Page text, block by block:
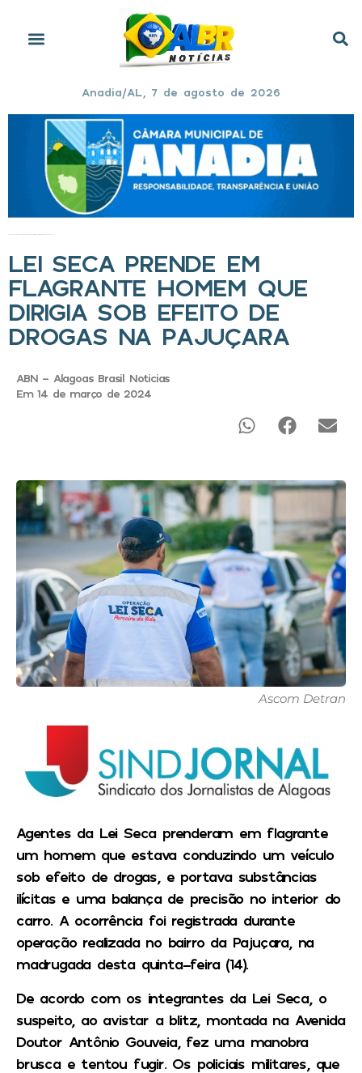
Anadia/AL, 7 de agosto de 2026
LEI SECA PRENDE EM
FLAGRANTE HOMEM QUE
DIRIGIA SOB EFEITO DE
DROGAS NA PAJUÇARA
ABN - Alagoas Brasil Noticias
Em 14 de março de 2024
Ascom Detran
Agentes da Lei Seca prenderam em flagrante
um homem que estava conduzindo um veículo
sob efeito de drogas, e portava substâncias
ilícitas e uma balança de precisão no interior do
carro. A ocorrência foi registrada durante
operação realizada no bairro da Pajuçara, na
madrugada desta quinta-feira (14).
De acordo com os integrantes da Lei Seca, o
suspeito, ao avistar a blitz, montada na Avenida
Doutor Antônio Gouveia, fez uma manobra
brusca e tentou fugir. Os policiais militares, que